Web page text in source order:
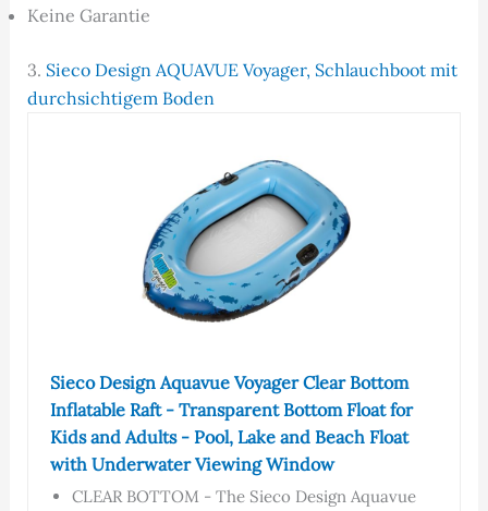
Keine Garantie
3. Sieco Design AQUAVUE Voyager, Schlauchboot mit
durchsichtigem Boden
Sieco Design Aquavue Voyager Clear Bottom
Inflatable Raft - Transparent Bottom Float for
Kids and Adults - Pool, Lake and Beach Float
with Underwater Viewing Window
CLEAR BOTTOM - The Sieco Design Aquavue